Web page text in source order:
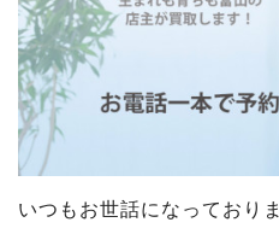
いつもお世話になっておりま